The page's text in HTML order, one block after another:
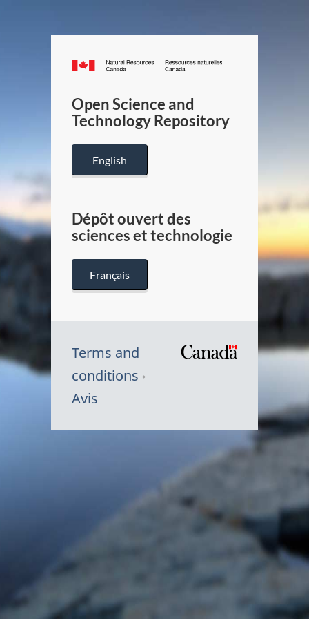
Canada.ca
/
Canada
Open Science and
Technology Repository
English
Dépôt ouvert des
sciences et technologie
Français
Terms and
conditions
Avis
du